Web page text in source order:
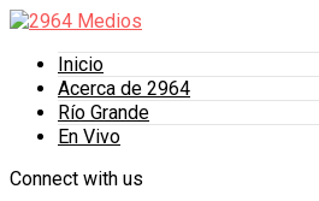
Inicio
Acerca de 2964
Río Grande
En Vivo
Connect with us